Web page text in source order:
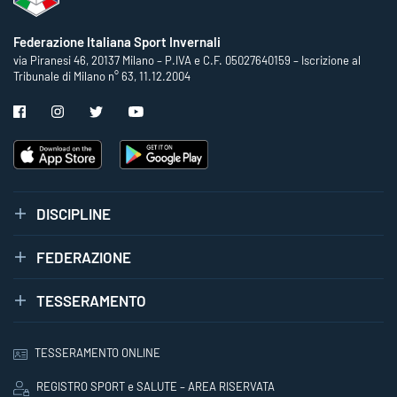
Federazione Italiana Sport Invernali
via Piranesi 46, 20137 Milano – P.IVA e C.F. 05027640159 – Iscrizione al
Tribunale di Milano n° 63, 11.12.2004
DISCIPLINE
FEDERAZIONE
TESSERAMENTO
TESSERAMENTO ONLINE
REGISTRO SPORT e SALUTE – AREA RISERVATA